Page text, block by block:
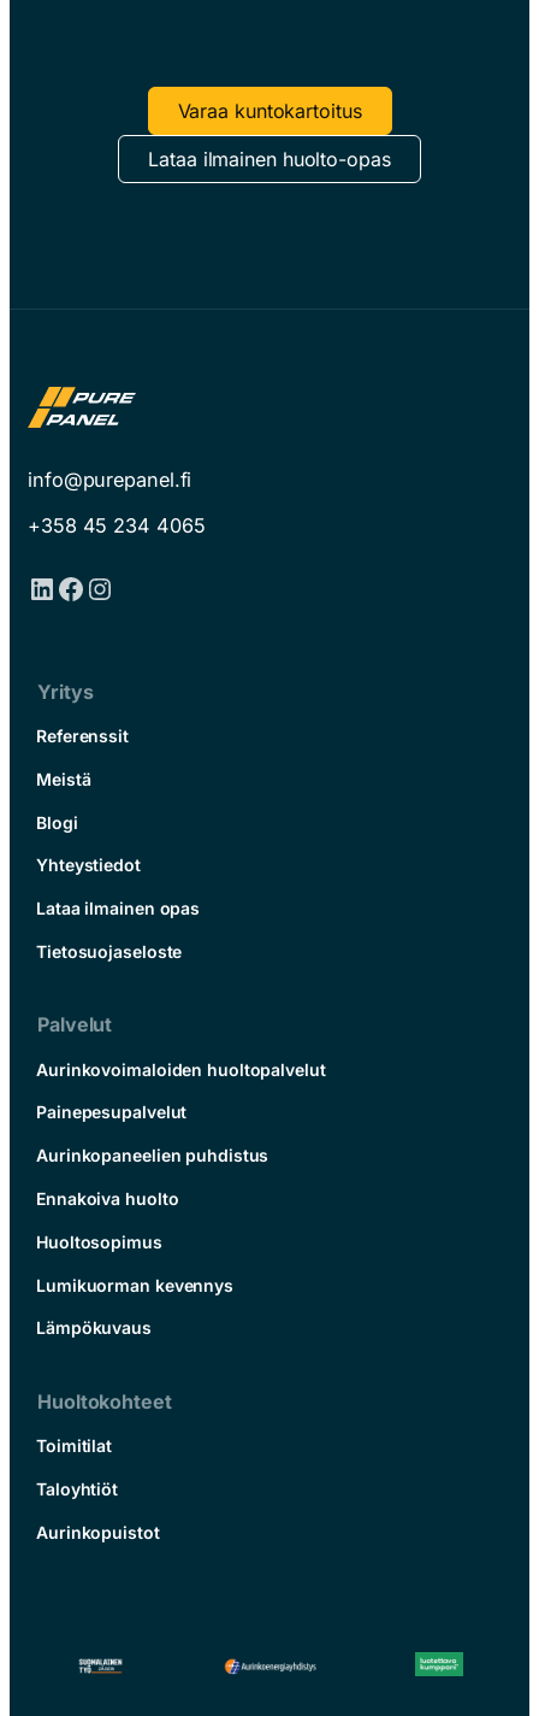
Varaa kuntokartoitus
Lataa ilmainen huolto-opas
info@purepanel.fi
+358 45 234 4065
LinkedIn
Facebook
Instagram
Yritys
Referenssit
Meistä
Blogi
Yhteystiedot
Lataa ilmainen opas
Tietosuojaseloste
Palvelut
Aurinkovoimaloiden huoltopalvelut
Painepesupalvelut
Aurinkopaneelien puhdistus
Ennakoiva huolto
Huoltosopimus
Lumikuorman kevennys
Lämpökuvaus
Huoltokohteet
Toimitilat
Taloyhtiöt
Aurinkopuistot